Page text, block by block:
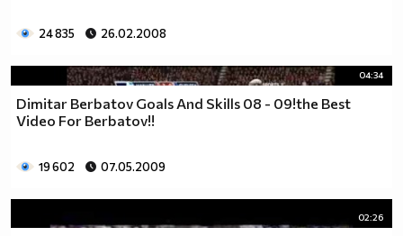
24 835 26.02.2008
04:34
Dimitar Berbatov Goals And Skills 08 - 09!the Best
Video For Berbatov!!
19 602 07.05.2009
02:26